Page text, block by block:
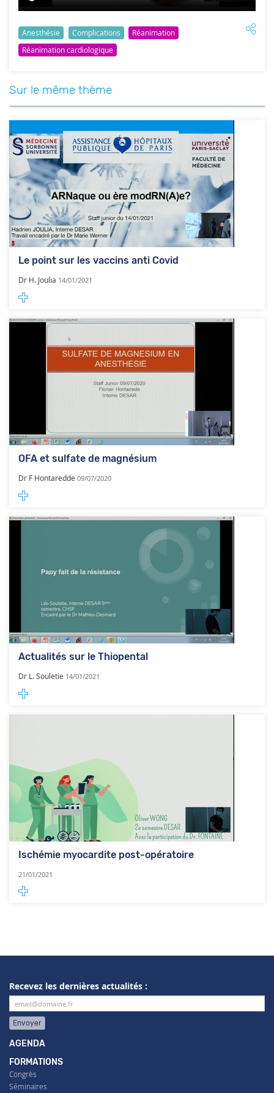
Anesthésie Complications
Réanimation
Réanimation cardiologique
Sur le même thème
Le point sur les vaccins anti Covid
Dr H. Joulia 14/01/2021
OFA et sulfate de magnésium
Dr F Hontaredde 09/07/2020
Actualités sur le Thiopental
Dr L. Souletie 14/01/2021
Ischémie myocardite post-opératoire
21/01/2021
Recevez les dernières actualités :
Envoyer
AGENDA
FORMATIONS
Congrès
Séminaires